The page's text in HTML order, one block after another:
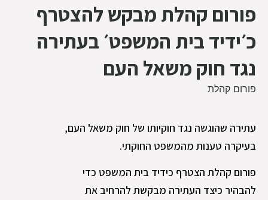
פורום קהלת מבקש להצטרף
כ׳ידיד בית המשפט׳ בעתירה
נגד חוק משאל העם
פורום קהלת
עתירה שהוגשה נגד חוקיותו של חוק משאל העם,
בעיקרה טענות מהמשפט החוקתי.
פורום קהלת הצטרף כידיד בית המשפט כדי
להבהיר כיצד העתירה מבקשת להרחיב את